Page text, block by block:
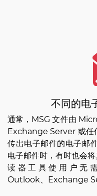
不同的电
通常，MSG 文件由
Exchange Server 或任
传出电子邮件的电子邮
电子邮件时，有时也会
读器工具使用户无
Outlook、Exchange